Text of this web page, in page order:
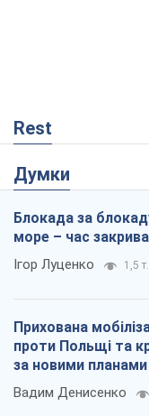
Rest
Думки
Блокада за
море – час
Ігор Луценко 1,5 т.
Прихована
проти Польщі та
за новими
Вадим Денисенко